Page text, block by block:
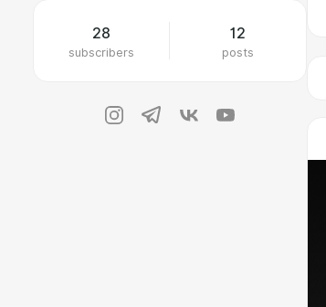
28
subscribers
12
posts